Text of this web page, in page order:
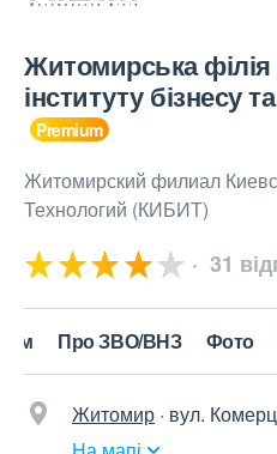
Житомирська філія
інституту бізнесу
Житомирский филиал
Технологий (КИБИТ)
31
Про ЗВО/ВНЗ Фото
Житомир · вул.